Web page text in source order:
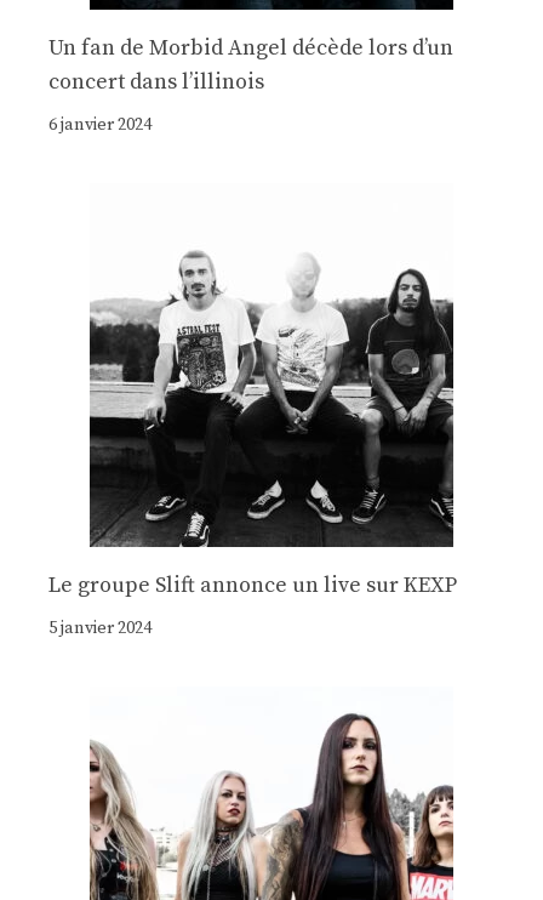
Un fan de Morbid Angel décède lors d’un
concert dans l’illinois
6 janvier 2024
Le groupe Slift annonce un live sur KEXP
5 janvier 2024